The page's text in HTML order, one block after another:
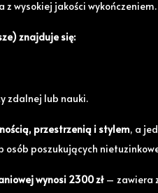
z wysokiej jakości wykończeniem.
znajduje się:
zdalnej lub nauki.
przestrzenią i stylem, a
osób poszukujących
wynosi 2300 zł– zawiera